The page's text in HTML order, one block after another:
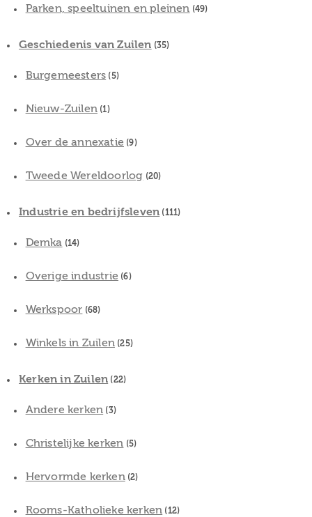
Parken, speeltuinen en pleinen (49)
Geschiedenis van Zuilen (35)
Burgemeesters (5)
Nieuw-Zuilen (1)
Over de annexatie (9)
Tweede Wereldoorlog (20)
Industrie en bedrijfsleven (111)
Demka (14)
Overige industrie (6)
Werkspoor (68)
Winkels in Zuilen (25)
Kerken in Zuilen (22)
Andere kerken (3)
Christelijke kerken (5)
Hervormde kerken(2)
Rooms-Katholieke kerken (12)